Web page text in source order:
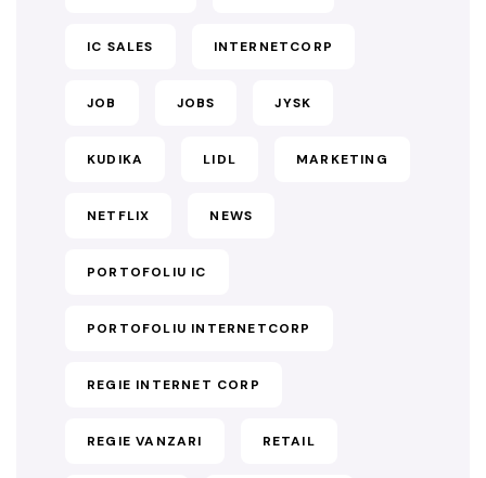
IC SALES INTERNETCORP
JOB JOBS JYSK
KUDIKA LIDL MARKETING
NETFLIX NEWS
PORTOFOLIU IC
PORTOFOLIU INTERNETCORP
REGIE INTERNET CORP
REGIE VANZARI RETAIL